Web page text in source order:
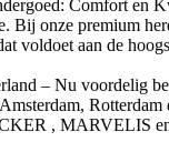
Comfort en
Bij onze premium
voldoet aan de
– Nu voordelig
, MARVELIS